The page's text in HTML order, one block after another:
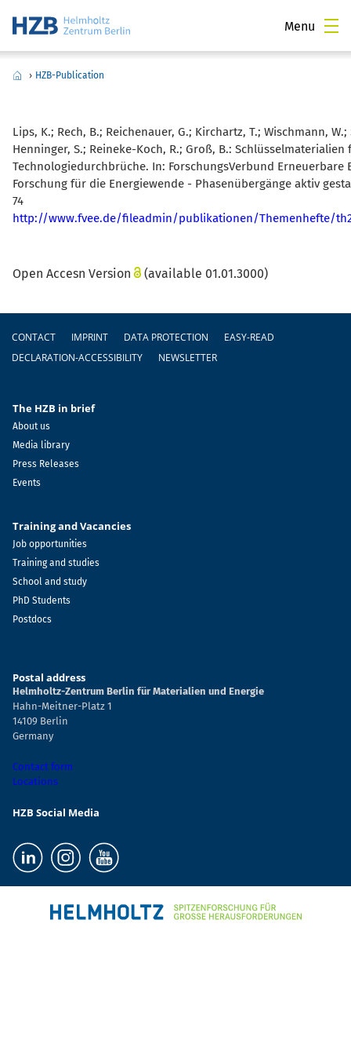
Menu
› HZB-Publication
Lips, K.; Rech, B.; Reichenauer, G.; Kirchartz, T.; Wischmann,
Henninger, S.; Reineke-Koch, R.; Groß, B.: Schlüsselmaterialien
Technologiedurchbrüche. In: ForschungsVerbund Erneuerbare
Forschung für die Energiewende - Phasenübergänge aktiv
74
http://www.fvee.de/fileadmin/publikationen/Themenhefte/
Open Accesn Version (available 01.01.3000)
Footer
CONTACT IMPRINT DATA PROTECTION
EASY-READ
DECLARATION-ACCESSIBILITY
NEWSLETTER
The HZB in brief
About us
Media library
Press Releases
Events
Training and Vacancies
Job opportunities
Training and studies
School and study
PhD Students
Postdocs
Postal address
Helmholtz-Zentrum Berlin für Materialien und Energie
Hahn-Meitner-Platz 1
14109 Berlin
Germany
Contact form
Locations
HZB Social Media